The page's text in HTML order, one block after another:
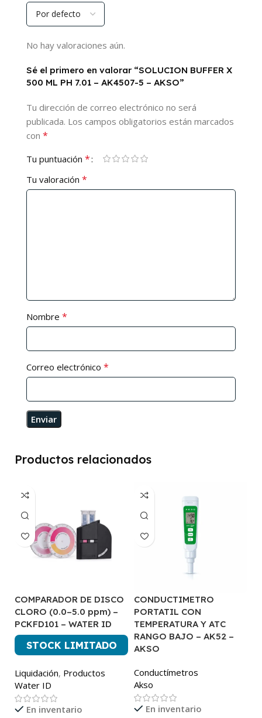
No hay valoraciones aún.
Sé el primero en valorar “SOLUCION BUFFER X
500 ML PH 7.01 – AK4507-5 – AKSO”
Tu dirección de correo electrónico no será
publicada. Los campos obligatorios están marcados
con *
Tu puntuación *
Tu valoración *
Nombre *
Correo electrónico *
Productos relacionados
COMPARADOR DE DISCO
CLORO (0.0–5.0 ppm) –
PCKFD101 – WATER ID
STOCK LIMITADO
Liquidación, Productos
Water ID
En inventario
CONDUCTIMETRO
PORTATIL CON
TEMPERATURA Y ATC
RANGO BAJO – AK52 –
AKSO
Conductímetros
Akso
En inventario